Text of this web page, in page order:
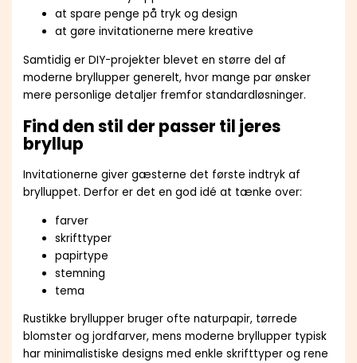
at spare penge på tryk og design
at gøre invitationerne mere kreative
Samtidig er DIY-projekter blevet en større del af
moderne bryllupper generelt, hvor mange par ønsker
mere personlige detaljer fremfor standardløsninger.
Find den stil der passer til jeres
bryllup
Invitationerne giver gæsterne det første indtryk af
brylluppet. Derfor er det en god idé at tænke over:
farver
skrifttyper
papirtype
stemning
tema
Rustikke bryllupper bruger ofte naturpapir, tørrede
blomster og jordfarver, mens moderne bryllupper typisk
har minimalistiske designs med enkle skrifttyper og rene